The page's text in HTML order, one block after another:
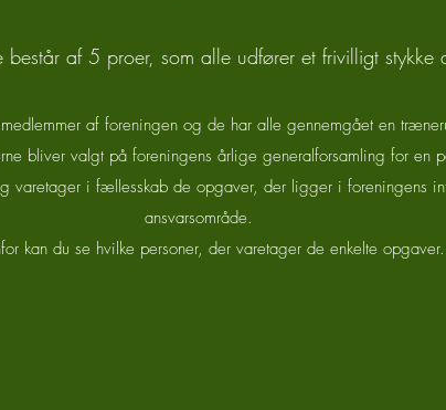
består af 5 proer, som alle udfører et frivilligt stykke
af foreningen og de har alle gennemgået en
bliver valgt på foreningens årlige generalforsamling for en
varetager i fællesskab de opgaver, der ligger i foreningens
ansvarsområde.
kan du se hvilke personer, der varetager de enkelte opgaver.